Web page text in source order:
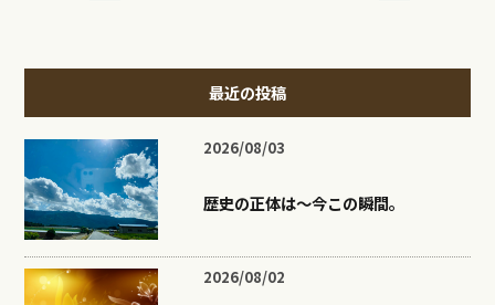
最近の投稿
2026/08/03
歴史の正体は〜今この瞬間。
2026/08/02